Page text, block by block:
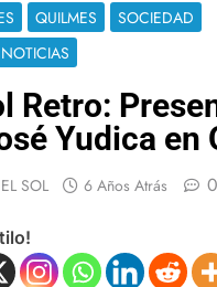
QUILMES
SOCIEDAD
Retro:
Yudica en
SOL 6 Años Atrás 0